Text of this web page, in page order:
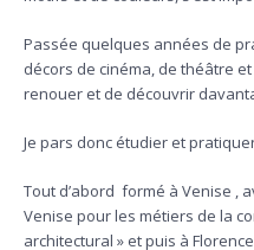
Passée quelques années de
décors de cinéma, de théâtre
renouer et de découvrir
Je pars donc étudier et
Tout d’abord formé à Venise ,
Venise pour les métiers de la
architectural » et puis à